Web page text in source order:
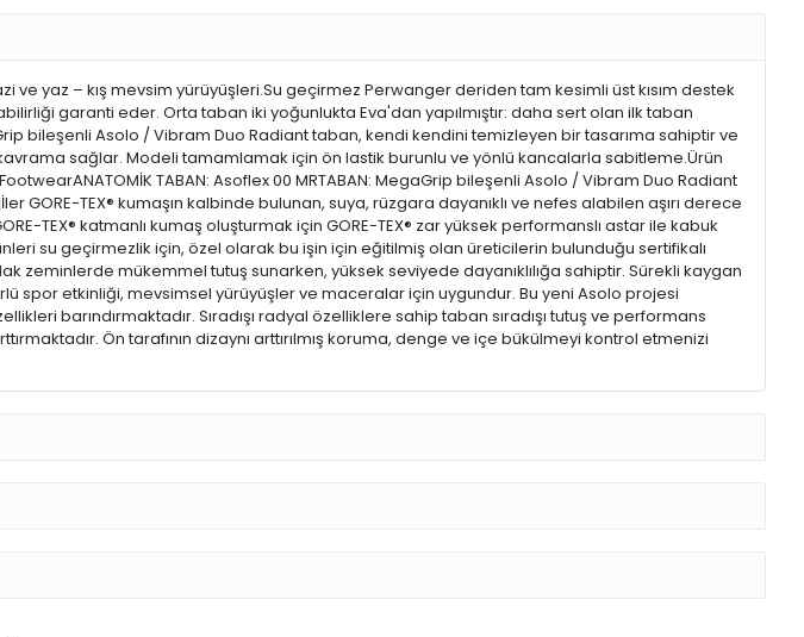
ve yaz – kış mevsim yürüyüşleri.Su geçirmez Perwanger deriden tam kesimli üst kısım destek
garanti eder. Orta taban iki yoğunlukta Eva'dan yapılmıştır: daha sert olan ilk taban
bileşenli Asolo / Vibram Duo Radiant taban, kendi kendini temizleyen bir tasarıma sahiptir ve
sağlar. Modeli tamamlamak için ön lastik burunlu ve yönlü kancalarla sabitleme.Ürün
TABAN: Asoflex 00 MRTABAN: MegaGrip bileşenli Asolo / Vibram Duo Radiant
TEX® kumaşın kalbinde bulunan, suya, rüzgara dayanıklı ve nefes alabilen aşırı derece
TEX® katmanlı kumaş oluşturmak için GORE-TEX® zar yüksek performanslı astar ile kabuk
su geçirmezlik için, özel olarak bu işin için eğitilmiş olan üreticilerin bulunduğu sertifikalı
zeminlerde mükemmel tutuş sunarken, yüksek seviyede dayanıklılığa sahiptir. Sürekli kaygan
spor etkinliği, mevsimsel yürüyüşler ve maceralar için uygundur. Bu yeni Asolo projesi
barındırmaktadır. Sıradışı radyal özelliklere sahip taban sıradışı tutuş ve performans
Ön tarafının dizaynı arttırılmış koruma, denge ve içe bükülmeyi kontrol etmenizi